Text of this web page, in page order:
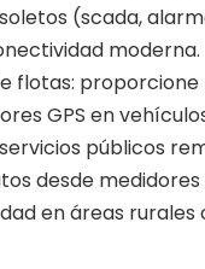
(scada,
moderna.
flotas: proporcione
GPS en
públicos
desde medidores
en áreas rurales